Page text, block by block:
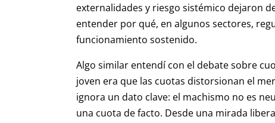
externalidades y riesgo sistémico dejaron
entender por qué, en algunos sectores,
funcionamiento sostenido.
Algo similar entendí con el debate sobre
joven era que las cuotas distorsionan el
ignora un dato clave: el machismo no es
una cuota de facto. Desde una mirada